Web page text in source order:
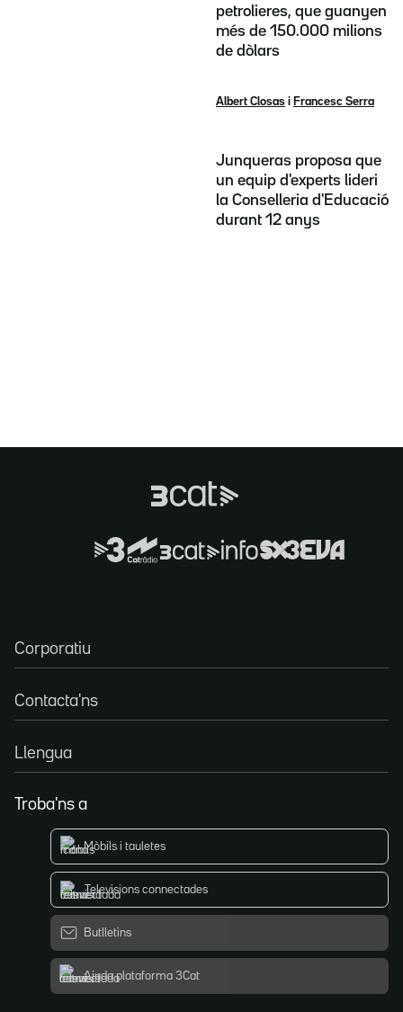
petrolieres, que guanyen
més de 150.000 milions
de dòlars
Albert Closas i Francesc Serra
Junqueras proposa que
un equip d'experts lideri
la Conselleria d'Educació
durant 12 anys
Corporatiu
Contacta'ns
Llengua
Troba'ns a
Mòbils i tauletes
Televisions connectades
Butlletins
Ajuda plataforma 3Cat